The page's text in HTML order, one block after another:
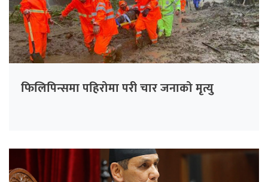
फिलिपिन्समा पहिरोमा परी चार जनाको मृत्यु